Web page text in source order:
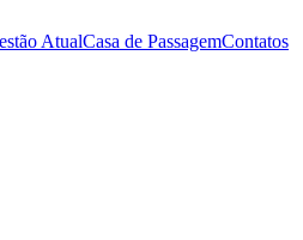
AtualCasa de PassagemContatos